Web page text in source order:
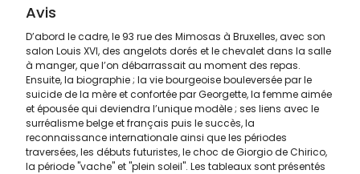
Avis
D’abord le cadre, le 93 rue des Mimosas à Bruxelles, avec son
salon Louis XVI, des angelots dorés et le chevalet dans la salle
à manger, que l’on débarrassait au moment des repas.
Ensuite, la biographie ; la vie bourgeoise bouleversée par le
suicide de la mère et confortée par Georgette, la femme aimée
et épousée qui deviendra l’unique modèle ; ses liens avec le
surréalisme belge et français puis le succès, la
reconnaissance internationale ainsi que les périodes
traversées, les débuts futuristes, le choc de Giorgio de Chirico,
la période "vache" et "plein soleil". Les tableaux sont présentés